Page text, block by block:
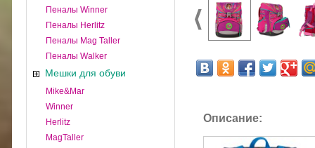
Пеналы Winner
Пеналы Herlitz
Пеналы Mag Taller
Пеналы Walker
Мешки для обуви
Mike&Mar
Winner
Herlitz
MagTaller
Описание: